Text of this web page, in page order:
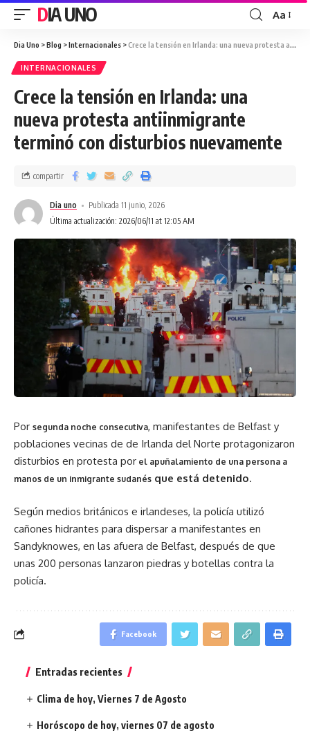
DIA UNO Aa
Dia Uno >Blog >Internacionales >Crece la tensión en Irlanda: una nueva protesta antiinmigrante terminó con disturbios nuevamente
INTERNACIONALES
Crece la tensión en Irlanda: una
nueva protesta antiinmigrante
terminó con disturbios nuevamente
Última actualización: 2026/06/11 at 12:05 AM
Dia uno Publicada 11 junio, 2026
compartir
Por segunda noche consecutiva, manifestantes de Belfast y
poblaciones vecinas de de Irlanda del Norte protagonizaron
disturbios en protesta por el apuñalamiento de una persona a
manos de un inmigrante sudanés que está detenido.
Según medios británicos e irlandeses, la policía utilizó
cañones hidrantes para dispersar a manifestantes en
Sandyknowes, en las afuera de Belfast, después de que
unas 200 personas lanzaron piedras y botellas contra la
policía.
Facebook
Entradas recientes
Clima de hoy, Viernes 7 de Agosto
Horóscopo de hoy, viernes 07 de agosto